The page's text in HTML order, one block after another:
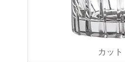
カット